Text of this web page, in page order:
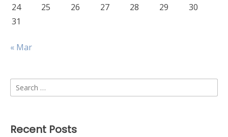
24 25 26 27 28 29
30
31
« Mar
Search
for:
Recent Posts